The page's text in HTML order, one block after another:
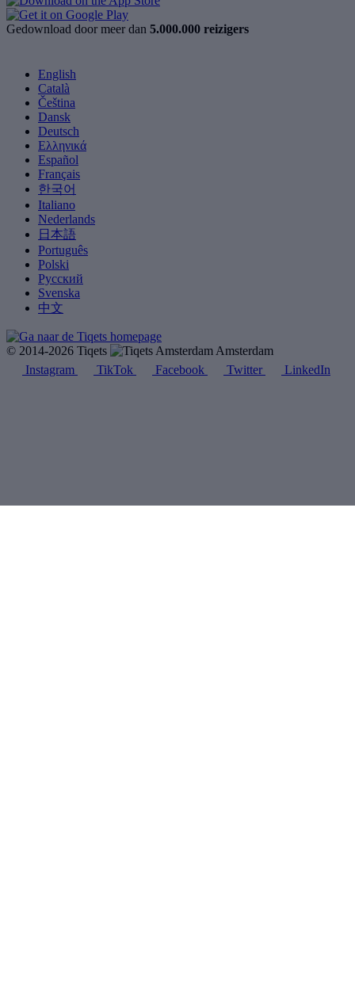
Gedownload door meer dan 5.000.000 reizigers
English
Català
Čeština
Dansk
Deutsch
Ελληνικά
Español
Français
한국어
Italiano
Nederlands
日本語
Português
Polski
Русский
Svenska
中文
© 2014-2026 Tiqets
Amsterdam
Instagram
TikTok Facebook Twitter LinkedIn